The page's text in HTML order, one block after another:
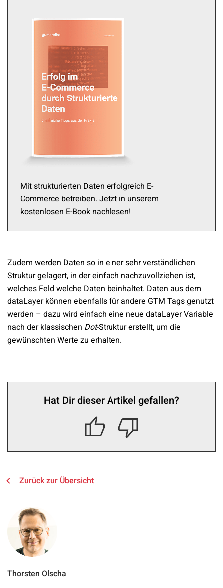
Mit strukturierten Daten erfolgreich E-
Commerce betreiben. Jetzt in unserem
kostenlosen E-Book nachlesen!
Zudem werden Daten so in einer sehr verständlichen
Struktur gelagert, in der einfach nachzuvollziehen ist,
welches Feld welche Daten beinhaltet. Daten aus dem
dataLayer können ebenfalls für andere GTM Tags genutzt
werden – dazu wird einfach eine neue dataLayer Variable
nach der klassischen Dot-Struktur erstellt, um die
gewünschten Werte zu erhalten.
Hat Dir dieser Artikel gefallen?
Zurück zur Übersicht
Thorsten Olscha